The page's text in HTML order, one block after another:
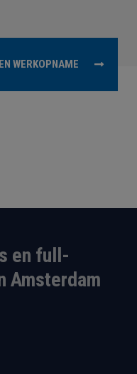
WERKOPNAME
en full-
Amsterdam